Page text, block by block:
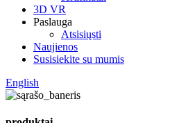
3D VR
Paslauga
Atsisiųsti
Naujienos
Susisiekite su mumis
English